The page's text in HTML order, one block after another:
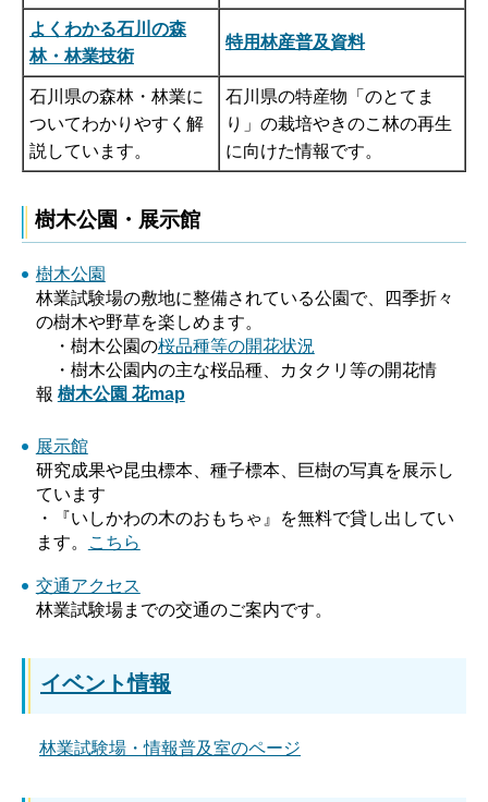
よくわかる石川の森
林・林業技術
特用林産普及資料
石川県の森林・林業に
ついてわかりやすく解
説しています。
石川県の特産物「のとてま
り」の栽培やきのこ林の再生
に向けた情報です。
樹木公園・展示館
樹木公園
林業試験場の敷地に整備されている公園で、四季折々
の樹木や野草を楽しめます。
・樹木公園の桜品種等の開花状況
・樹木公園内の主な桜品種、カタクリ等の開花情
報 樹木公園 花map
展示館
研究成果や昆虫標本、種子標本、巨樹の写真を展示し
ています
・『いしかわの木のおもちゃ』を無料で貸し出してい
ます。
こちら
交通アクセス
林業試験場までの交通のご案内です。
イベント情報
林業試験場・情報普及室のページ